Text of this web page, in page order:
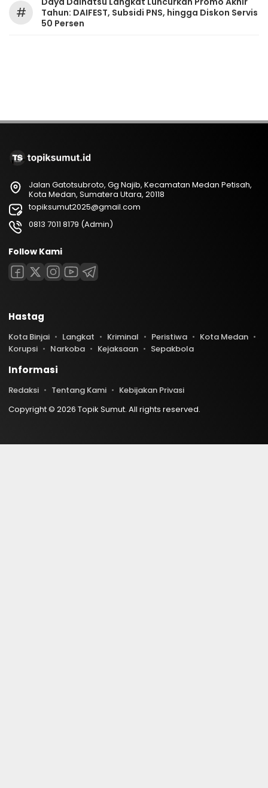
#
Tahun: DAIFEST, Subsidi PNS, hingga Diskon Servis
50 Persen
Jalan Gatotsubroto, Gg Najib, Kecamatan Medan Petisah,
Kota Medan, Sumatera Utara, 20118
topiksumut2025@gmail.com
0813 7011 8179 (Admin)
Follow Kami
Hastag
Kota Binjai Langkat Kriminal Peristiwa
Kota Medan
Korupsi
Narkoba Kejaksaan Sepakbola
Informasi
Redaksi Tentang Kami
Kebijakan Privasi
Copyright © 2026 Topik Sumut. All rights reserved.